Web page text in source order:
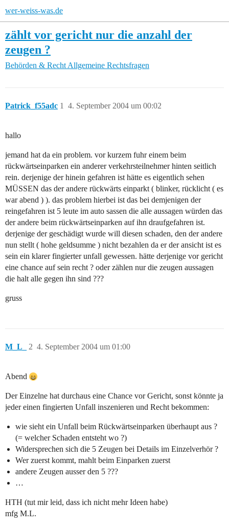
wer-weiss-was.de
zählt vor gericht nur die anzahl der
zeugen ?
Behörden & Recht Allgemeine Rechtsfragen
Patrick_f55adc 4. September 2004 um 00:02
1
hallo
jemand hat da ein problem. vor kurzem fuhr einem beim
rückwärtseinparken ein anderer verkehrsteilnehmer hinten seitlich
rein. derjenige der hinein gefahren ist hätte es eigentlich sehen
MÜSSEN das der andere rückwärts einparkt ( blinker, rücklicht ( es
war abend ) ). das problem hierbei ist das bei demjenigen der
reingefahren ist 5 leute im auto sassen die alle aussagen würden das
der andere beim rückwärtseinparken auf ihn draufgefahren ist.
derjenige der geschädigt wurde will diesen schaden, den der andere
nun stellt ( hohe geldsumme ) nicht bezahlen da er der ansicht ist es
sein ein klarer fingierter unfall gewessen. hätte derjenige vor gericht
eine chance auf sein recht ? oder zählen nur die zeugen aussagen
die halt alle gegen ihn sind ???
gruss
M_L_ 4. September 2004 um 01:00
2
Abend
Der Einzelne hat durchaus eine Chance vor Gericht, sonst könnte ja
jeder einen fingierten Unfall inszenieren und Recht bekommen:
wie sieht ein Unfall beim Rückwärtseinparken überhaupt aus ?
(= welcher Schaden entsteht wo ?)
Widersprechen sich die 5 Zeugen bei Details im Einzelverhör ?
Wer zuerst kommt, mahlt beim Einparken zuerst
andere Zeugen ausser den 5 ???
…
HTH (tut mir leid, dass ich nicht mehr Ideen habe)
mfg M.L.